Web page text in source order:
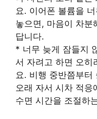
요. 이어폰 볼륨을
놓으면, 마음이 차분
답니다.
* 너무 늦게 잠들지
서 자려고 하면 오히
요. 비행 중반쯤부터
오래 자서 시차 적응
수면 시간을 조절하